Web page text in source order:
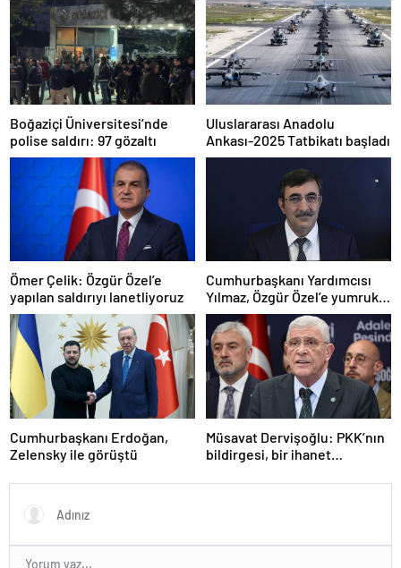
Boğaziçi Üniversitesi’nde
polise saldırı: 97 gözaltı
Uluslararası Anadolu
Ankası-2025 Tatbikatı başladı
Ömer Çelik: Özgür Özel’e
yapılan saldırıyı lanetliyoruz
Cumhurbaşkanı Yardımcısı
Yılmaz, Özgür Özel’e yumruklu
saldırıyı kınadı
Cumhurbaşkanı Erdoğan,
Zelensky ile görüştü
Müsavat Dervişoğlu: PKK’nın
bildirgesi, bir ihanet